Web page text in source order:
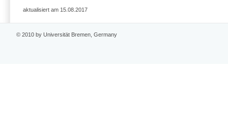
aktualisiert am 15.08.2017
© 2010 by Universität Bremen, Germany